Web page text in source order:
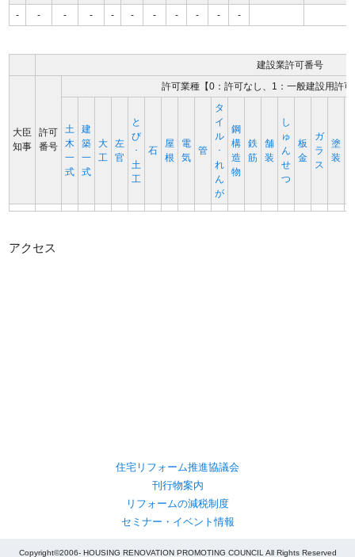
- - - - - - - - - - -
建設業許可番号
大臣
知事
許可
番号
許可業種【0：許可なし、1：一般建設用許
土
木
一
式
建
築
一
式
大
工
左
官
と
び
･
土
工
石
屋
根
電
気
管
タ
イ
ル
･
れ
ん
が
鋼
構
造
物
鉄
筋
舗
装
し
ゅ
ん
せ
つ
板
金
ガ
ラ
ス
塗
装
アクセス
住宅リフォーム推進協議会
刊行物案内
リフォームの減税制度
セミナー・イベント情報
Copyright©2006- HOUSING RENOVATION PROMOTING COUNCIL All Rights Reserved